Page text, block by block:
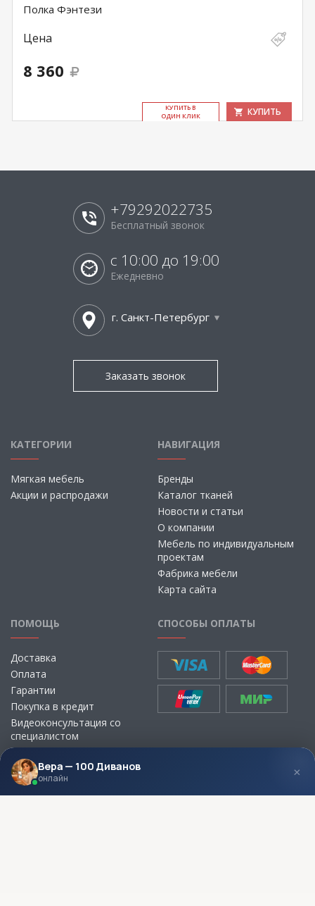
Полка Фэнтези
Цена
8 360
КУ­ПИТЬ В
ОДИН КЛИК
КУПИТЬ
+79292022735
Бесплатный звонок
с 10:00 до 19:00
Ежедневно
г. Санкт-Петербург
Заказать звонок
КАТЕГОРИИ
Мягкая мебель
Акции и распродажи
НАВИГАЦИЯ
Бренды
Каталог тканей
Новости и статьи
О компании
Мебель по индивидуальным
проектам
Фабрика мебели
Карта сайта
ПОМОЩЬ
Доставка
Оплата
Гарантии
Покупка в кредит
Видеоконсультация со
специалистом
Выбор ткани для мебели без
визита в магазин
СПОСОБЫ ОПЛАТЫ
МЫ В СОЦСЕТЯХ КОНТАКТЫ
Вера — 100 Диванов
онлайн ×